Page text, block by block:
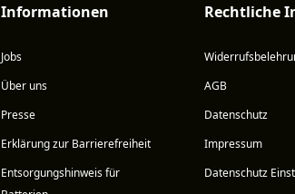
Informationen
Jobs
Über uns
Presse
Erklärung zur Barrierefreiheit
Entsorgungshinweis für
Rechtliche
AGB
Datenschutz
Impressum
Datenschutz